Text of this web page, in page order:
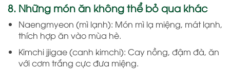
8. Những món ăn không thể bỏ qua khác
Naengmyeon (mì lạnh): Món mì lạ miệng, mát lạnh,
thích hợp ăn vào mùa hè.
Kimchi jjigae (canh kimchi): Cay nồng, đậm đà, ăn
với cơm trắng cực đưa miệng.